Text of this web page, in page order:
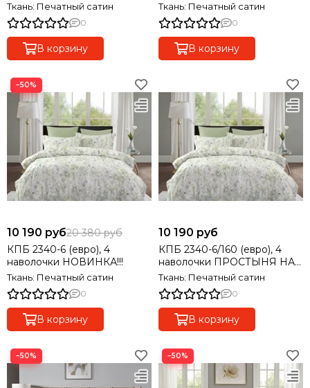
Ткань: Печатный сатин
0
В корзину
Ткань: Печатный сатин
0
В корзину
−50%
10 190 руб20 380 руб
КПБ 2340-6 (евро), 4
наволочки НОВИНКА!!!
Ткань: Печатный сатин
0
В корзину
10 190 руб
КПБ 2340-6/160 (евро), 4
наволочки ПРОСТЫНЯ НА
РЕЗИНКЕ! НОВИНКА!!!
Ткань: Печатный сатин
0
В корзину
−50% −50%